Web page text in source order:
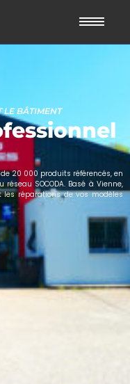
LE BÂTIMENT
de 20 000 produits référencés, en
SOCODA. Basé à Vienne,
réparations de vos modèles